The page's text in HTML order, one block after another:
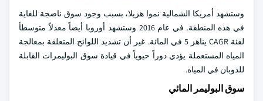
وستشهد أمريكا الشمالية نموا هزيلا، بسبب وجود سوق ناضجة للغاية
في هذه المنطقة. في عام 2016 وستشهد أوروبا أيضاً معدلاً متوسطاً
لفئة CAGR يناهز 5 في المائة. غير أن تشديد اللوائح المتعلقة بمعالجة
المياه المستعملة يؤدي دوراً حيوياً في قيادة سوق البوليمرات القابلة
للذوبان في المياه.
سوق البوليمر المائي